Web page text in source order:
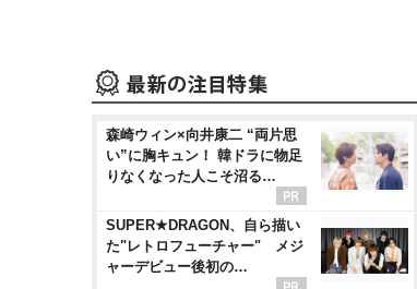
森崎ウィン×向井康二 “両片思
い”に胸キュン！ 韓ドラに物足
りなくなった人こそ沼る…
SUPER★DRAGON、自ら描い
た"レトロフューチャー" メジ
ャーデビュー後初の…